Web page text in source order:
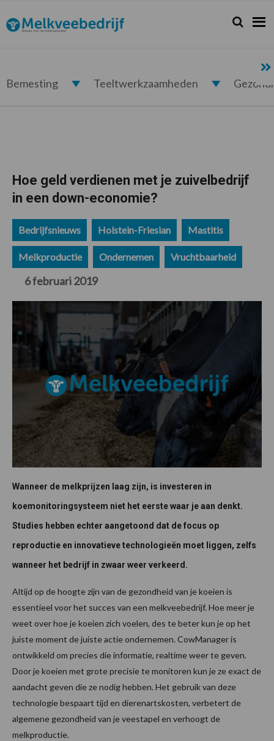
de
hoofdnavigatie
de
hoofd
de
eerste
de
voettekst
Melkveebedrijf.nl Zoeken...
Zoek
Bemesting Teeltwerkzaamheden
Hoe geld verdienen met je zuivelbedrijf
in een down-economie?
Bedrijfsnieuws Holstein-Friesian Mastitis
Melkproductie Ondernemen Vruchtbaarheid
6 februari 2019
Wanneer de melkprijzen laag zijn, is investeren in
koemonitoringsysteem niet het eerste waar je aan denkt.
Studies hebben echter aangetoond dat de focus op
reproductie en innovatieve technologieën moet liggen, zelfs
wanneer het bedrijf in zwaar weer verkeerd.
Altijd op de hoogte zijn van de gezondheid van je koeien is
essentieel voor het succes van een melkveebedrijf. Hoe meer je
weet over hoe je koeien zich voelen, des te beter kun je op het
juiste moment de juiste actie ondernemen. CowManager is
ontwikkeld om precies die informatie, realtime weer te geven.
Door je koeien met grote precisie te monitoren kun je ze exact de
aandacht geven die ze nodig hebben. Het gebruik van deze
technologie bespaart tijd en dierenartskosten, verbetert de
algemene gezondheid van je veestapel en verhoogt de
melkproductie.